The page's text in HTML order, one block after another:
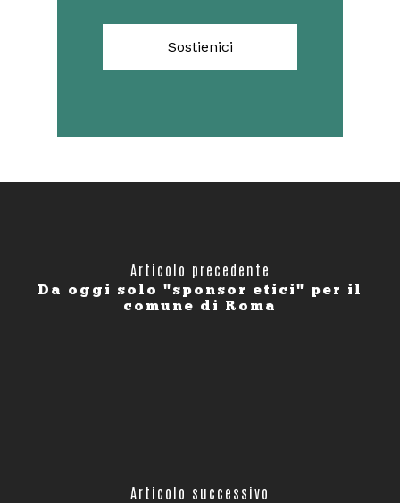
Sostienici
Articolo precedente
Da oggi solo "sponsor etici" per il
comune di Roma
Articolo successivo